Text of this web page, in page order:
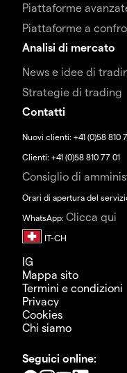
Piattaforme
Piattaforme a
Analisi di mercato
News e idee di
Strategie di trading
Contatti
Nuovi clienti: +41 (0)58 810
Clienti: +41 (0)58 810 77 01
Consiglio di
Orari di apertura del
WhatsApp: Clicca qui
IG
Mappa sito
Termini e condizioni
Privacy
Cookies
Chi siamo
Seguici online: